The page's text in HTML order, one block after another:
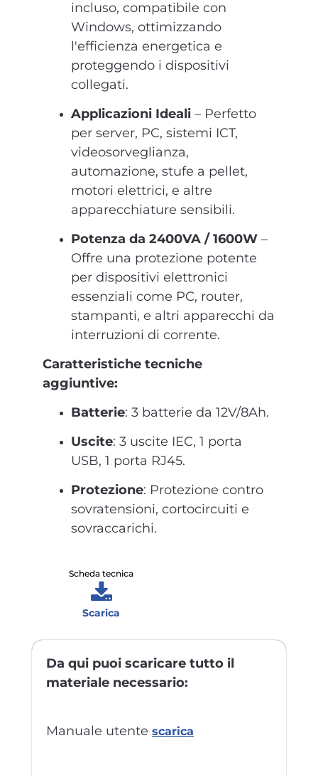
incluso, compatibile con
Windows, ottimizzando
l'efficienza energetica e
proteggendo i dispositivi
collegati.
Applicazioni Ideali – Perfetto
per server, PC, sistemi ICT,
videosorveglianza,
automazione, stufe a pellet,
motori elettrici, e altre
apparecchiature sensibili.
Potenza da 2400VA / 1600W –
Offre una protezione potente
per dispositivi elettronici
essenziali come PC, router,
stampanti, e altri apparecchi da
interruzioni di corrente.
Caratteristiche tecniche
aggiuntive:
Batterie: 3 batterie da 12V/8Ah.
Uscite: 3 uscite IEC, 1 porta
USB, 1 porta RJ45.
Protezione: Protezione contro
sovratensioni, cortocircuiti e
sovraccarichi.
Scheda tecnica
Scarica
Da qui puoi scaricare tutto il
materiale necessario:
Manuale utente scarica